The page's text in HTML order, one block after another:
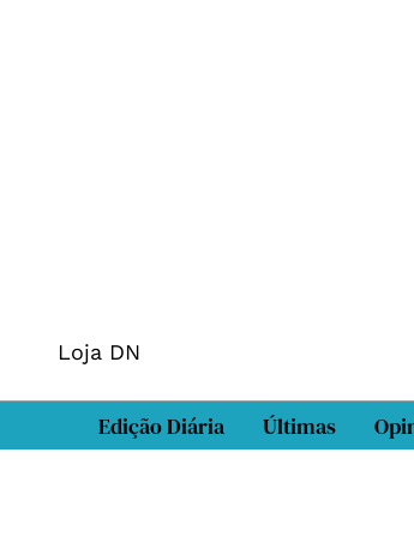
Loja DN
Edição Diária Últimas